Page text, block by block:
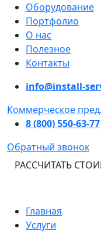
Оборудование
Портфолио
О нас
Полезное
Контакты
info@install-
Коммерческое
8 (800) 550-63-77
Обратный звонок
РАССЧИТАТЬ
Главная
Услуги